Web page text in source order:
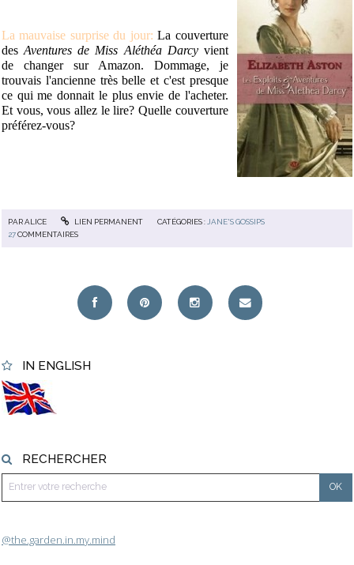
La mauvaise surprise du jour: La couverture
desAventures de Miss Aléthéa Darcyvient
de changer sur Amazon. Dommage, je
trouvais l'ancienne très belle et c'est presque
ce qui me donnait le plus envie de l'acheter.
Et vous, vous allez le lire? Quelle couverture
préférez-vous?
PARALICE LIEN PERMANENT CATÉGORIES : JANE'S GOSSIPS
27COMMENTAIRES
IN ENGLISH
RECHERCHER
@the.garden.in.my.mind